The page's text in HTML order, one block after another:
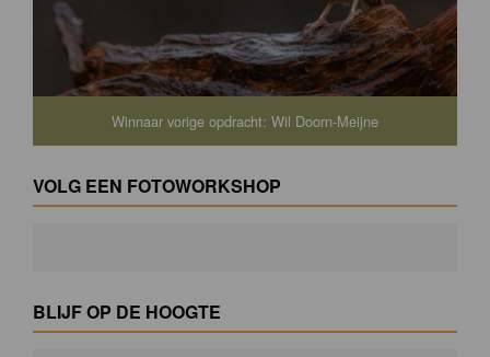
Winnaar vorige opdracht: Wil Doorn-Meijne
VOLG EEN FOTOWORKSHOP
BLIJF OP DE HOOGTE